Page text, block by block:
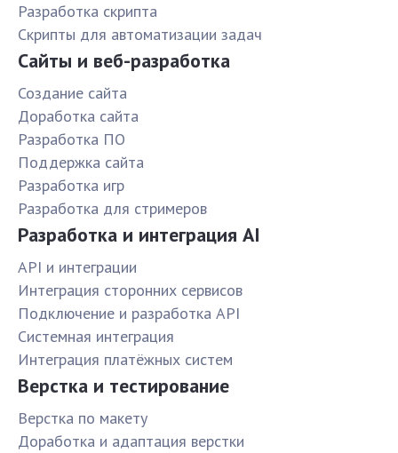
Разработка скрипта
Скрипты для автоматизации задач
Сайты и веб-разработка
Создание сайта
Доработка сайта
Разработка ПО
Поддержка сайта
Разработка игр
Разработка для стримеров
Разработка и интеграция AI
API и интеграции
Интеграция сторонних сервисов
Подключение и разработка API
Системная интеграция
Интеграция платёжных систем
Верстка и тестирование
Верстка по макету
Доработка и адаптация верстки